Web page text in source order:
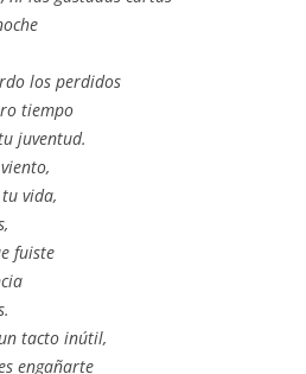
los perdidos
tiempo
juventud.
vida,
fuiste
tacto inútil,
engañarte